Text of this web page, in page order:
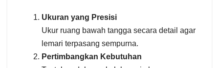
Ukuran yang Presisi
Ukur ruang bawah tangga secara detail agar
lemari terpasang sempurna.
Pertimbangkan Kebutuhan